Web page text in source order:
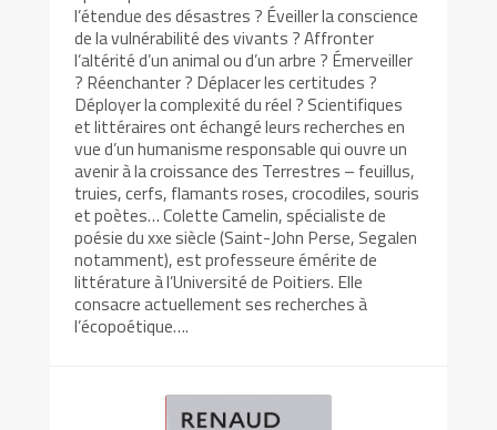
l’étendue des désastres ? Éveiller la conscience
de la vulnérabilité des vivants ? Affronter
l’altérité d’un animal ou d’un arbre ? Émerveiller
? Réenchanter ? Déplacer les certitudes ?
Déployer la complexité du réel ? Scientifiques
et littéraires ont échangé leurs recherches en
vue d’un humanisme responsable qui ouvre un
avenir à la croissance des Terrestres – feuillus,
truies, cerfs, flamants roses, crocodiles, souris
et poètes… Colette Camelin, spécialiste de
poésie du xxe siècle (Saint-John Perse, Segalen
notamment), est professeure émérite de
littérature à l’Université de Poitiers. Elle
consacre actuellement ses recherches à
l’écopoétique….